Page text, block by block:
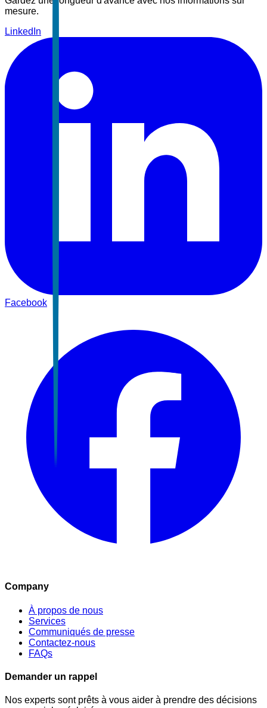
mesure.
LinkedIn
Facebook
Company
À propos de nous
Services
Communiqués de presse
Contactez-nous
FAQs
Demander un rappel
Nos experts sont prêts à vous aider à prendre des décisions